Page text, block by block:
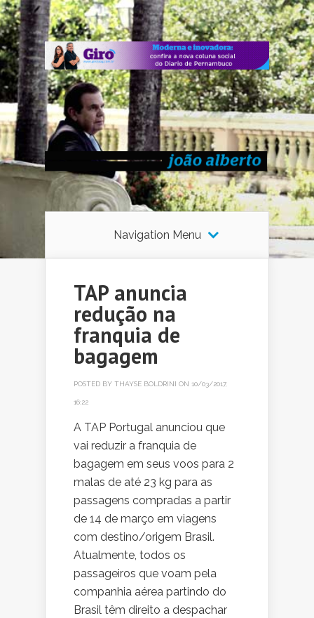
Navigation Menu
TAP anuncia
redução na
franquia de
bagagem
POSTED BY THAYSE BOLDRINI ON 10/03/2017,
16:22
A TAP Portugal anunciou que
vai reduzir a franquia de
bagagem em seus voos para 2
malas de até 23 kg para as
passagens compradas a partir
de 14 de março em viagens
com destino/origem Brasil.
Atualmente, todos os
passageiros que voam pela
companhia aérea partindo do
Brasil têm direito a despachar